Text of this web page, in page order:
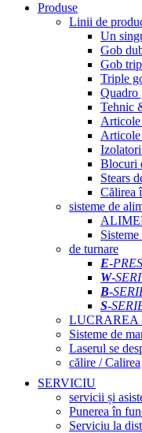
Produse
Linii de
Un
Gob
Gob
Triple
Quadro
Tehnic
Blocuri
Stears
Călirea
sisteme de
de turnare
E-
W-
B-
S-
LUCRAREA
Sisteme de
Laserul se
călire / Calirea
SERVICIU
servicii și
Punerea în
Serviciu la